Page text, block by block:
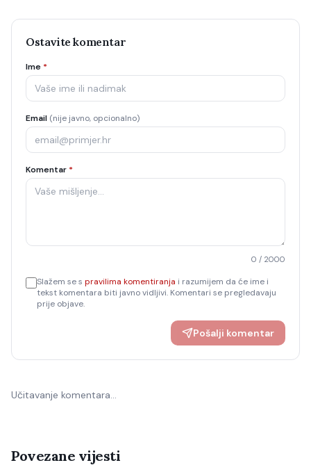
Ostavite komentar
Ime *
Email (nije javno, opcionalno)
Komentar *
0 / 2000
Slažem se s pravilima komentiranja i razumijem da će ime i
tekst komentara biti javno vidljivi. Komentari se pregledavaju
prije objave.
Pošalji komentar
Učitavanje komentara…
Povezane vijesti